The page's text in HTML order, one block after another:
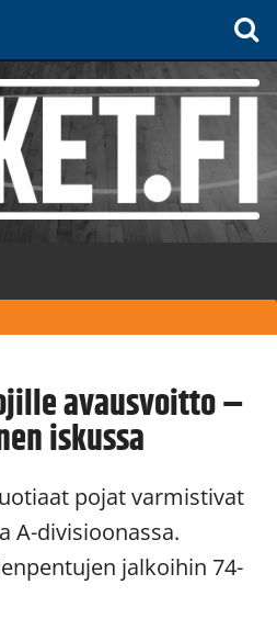
avausvoitto –
iskussa
pojat varmistivat
A-divisioonassa.
jalkoihin 74-